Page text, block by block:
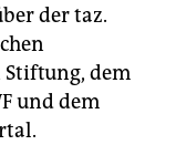
der taz.
dem
und dem